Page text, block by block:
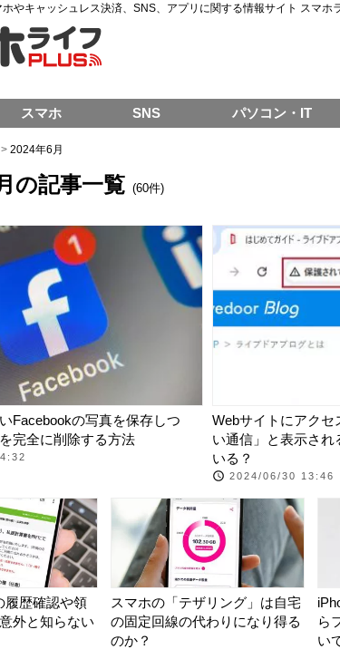
やキャッシュレス決済、SNS、アプリに関する情報サイト スマホ
> 2024年6月
の記事一覧 (60件)
Facebookの写真を保存しつ
完全に削除する方法
Webサイトにアクセ
い通信」と表示され
いる？
2024/06/30 13:46
履歴確認や領
外と知らない
スマホの「テザリング」は自宅
の固定回線の代わりになり得る
のか？
ら
い
スマホ SNS パソコン・IT